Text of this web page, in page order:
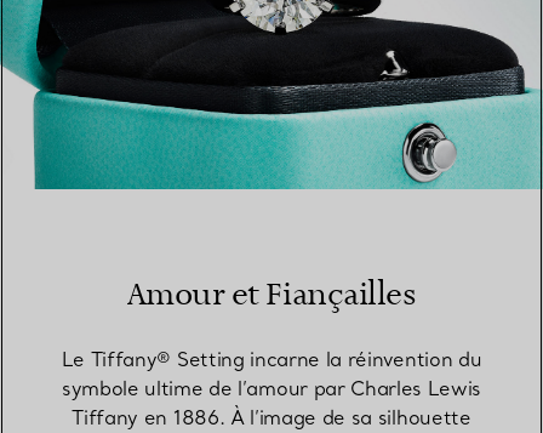
Amour et Fiançailles
Le Tiffany® Setting incarne la réinvention du
symbole ultime de l’amour par Charles Lewis
Tiffany en 1886. À l’image de sa silhouette